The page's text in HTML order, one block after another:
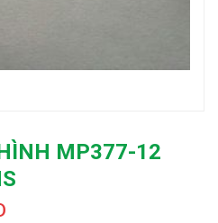
MP377-12